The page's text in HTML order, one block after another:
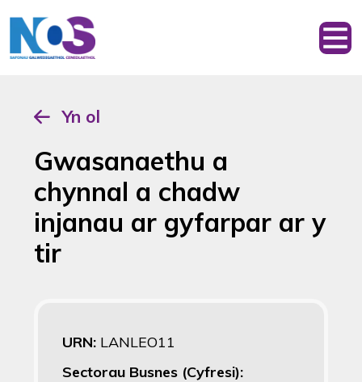
Yn ol
Gwasanaethu a
chynnal a chadw
injanau ar gyfarpar ar y
tir
URN: LANLEO11
Sectorau Busnes (Cyfresi):